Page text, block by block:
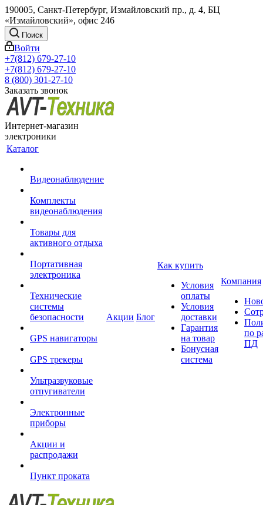
190005, Санкт-Петербург, Измайловский пр., д. 4, БЦ
«Измайловский», офис 246
Поиск
Войти
+7(812) 679-27-10
+7(812) 679-27-10
8 (800) 301-27-10
Заказать звонок
Интернет-магазин
электроники
Каталог
Видеонаблюдение
Комплекты
видеонаблюдения
Товары для
активного отдыха
Портативная
электроника
Технические
системы
безопасности
GPS навигаторы
GPS трекеры
Ультразвуковые
отпугиватели
Электронные
приборы
Акции и
распродажи
Пункт проката
Акции Блог
Как купить
Условия
оплаты
Условия
доставки
Гарантия
на товар
Бонусная
система
Компания
по
ПД